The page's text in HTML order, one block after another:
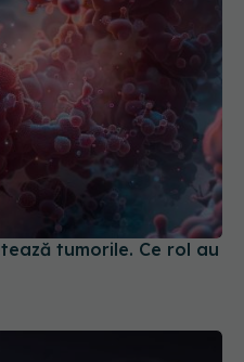
tumorile. Ce rol au